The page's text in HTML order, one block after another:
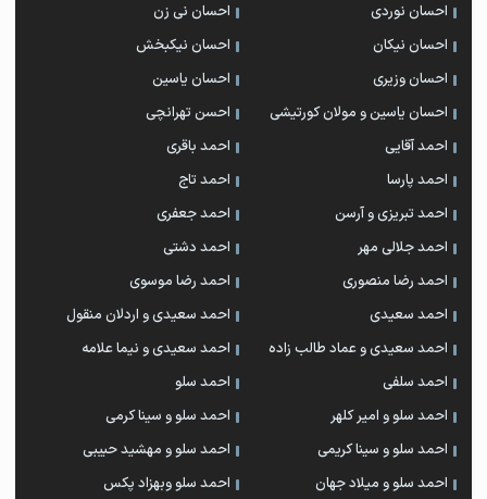
احسان نوردی
احسان نی زن
احسان نیکان
احسان نیکبخش
احسان وزیری
احسان یاسین
احسان یاسین و مولان کورتیشی
احسن تهرانچی
احمد آقایی
احمد باقری
احمد پارسا
احمد تاج
احمد تبریزی و آرسن
احمد جعفری
احمد جلالی مهر
احمد دشتی
احمد رضا منصوری
احمد رضا موسوی
احمد سعیدی
احمد سعیدی و اردلان منقول
احمد سعیدی و عماد طالب زاده
احمد سعیدی و نیما علامه
احمد سلفی
احمد سلو
احمد سلو و امیر کلهر
احمد سلو و سینا کرمی
احمد سلو و سینا کریمی
احمد سلو و مهشید حبیبی
احمد سلو و میلاد جهان
احمد سلو وبهزاد پکس